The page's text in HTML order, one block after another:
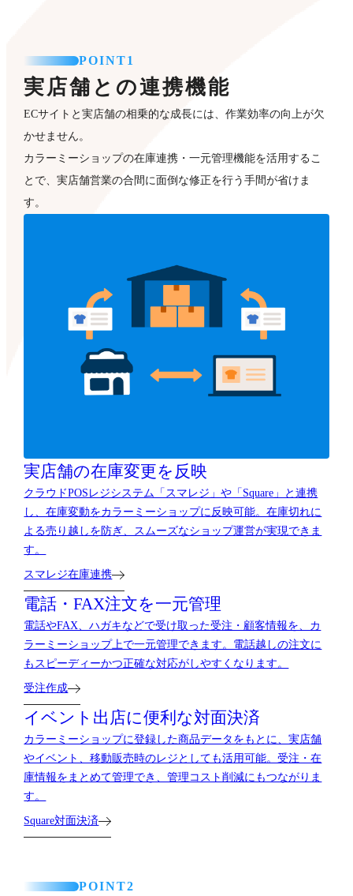
POINT1
実店舗との連携機能
ECサイトと実店舗の相乗的な成長には、作業効率の向上が欠
かせません。
カラーミーショップの在庫連携・一元管理機能を活用するこ
とで、実店舗営業の合間に面倒な修正を行う手間が省けま
す。
実店舗の在庫変更を反映
クラウドPOSレジシステム「スマレジ」や「Square」と連携
し、在庫変動をカラーミーショップに反映可能。在庫切れに
よる売り越しを防ぎ、スムーズなショップ運営が実現できま
す。
スマレジ在庫連携
電話・FAX注文を一元管理
電話やFAX、ハガキなどで受け取った受注・顧客情報を、カ
ラーミーショップ上で一元管理できます。電話越しの注文に
もスピーディーかつ正確な対応がしやすくなります。
受注作成
イベント出店に便利な対面決済
カラーミーショップに登録した商品データをもとに、実店舗
やイベント、移動販売時のレジとしても活用可能。受注・在
庫情報をまとめて管理でき、管理コスト削減にもつながりま
す。
Square対面決済
POINT2